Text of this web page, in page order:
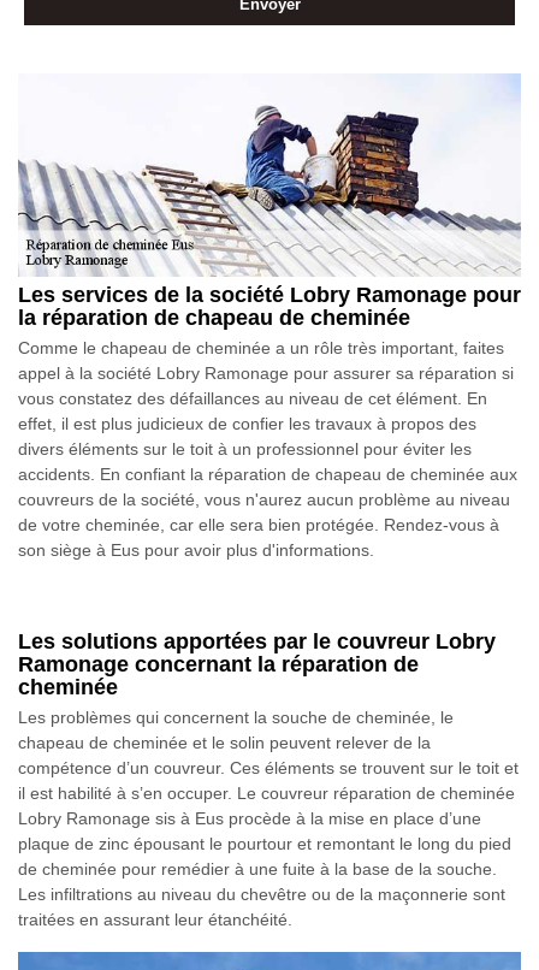
Les services de la société Lobry Ramonage pour
la réparation de chapeau de cheminée
Comme le chapeau de cheminée a un rôle très important, faites
appel à la société Lobry Ramonage pour assurer sa réparation si
vous constatez des défaillances au niveau de cet élément. En
effet, il est plus judicieux de confier les travaux à propos des
divers éléments sur le toit à un professionnel pour éviter les
accidents. En confiant la réparation de chapeau de cheminée aux
couvreurs de la société, vous n'aurez aucun problème au niveau
de votre cheminée, car elle sera bien protégée. Rendez-vous à
son siège à Eus pour avoir plus d'informations.
Les solutions apportées par le couvreur Lobry
Ramonage concernant la réparation de
cheminée
Les problèmes qui concernent la souche de cheminée, le
chapeau de cheminée et le solin peuvent relever de la
compétence d’un couvreur. Ces éléments se trouvent sur le toit et
il est habilité à s’en occuper. Le couvreur réparation de cheminée
Lobry Ramonage sis à Eus procède à la mise en place d’une
plaque de zinc épousant le pourtour et remontant le long du pied
de cheminée pour remédier à une fuite à la base de la souche.
Les infiltrations au niveau du chevêtre ou de la maçonnerie sont
traitées en assurant leur étanchéité.